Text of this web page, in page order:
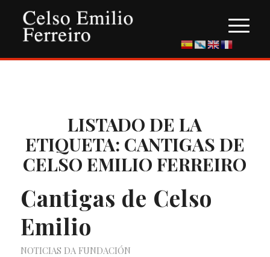
LISTADO DE LA
ETIQUETA: CANTIGAS DE
CELSO EMILIO FERREIRO
Cantigas de Celso
Emilio
NOTICIAS DA FUNDACIÓN